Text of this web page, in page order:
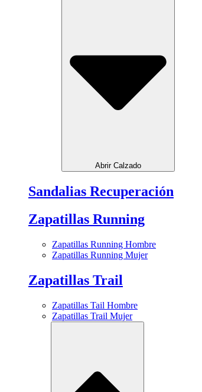
Abrir Calzado
Sandalias Recuperación
Zapatillas Running
Zapatillas Running Hombre
Zapatillas Running Mujer
Zapatillas Trail
Zapatillas Tail Hombre
Zapatillas Trail Mujer